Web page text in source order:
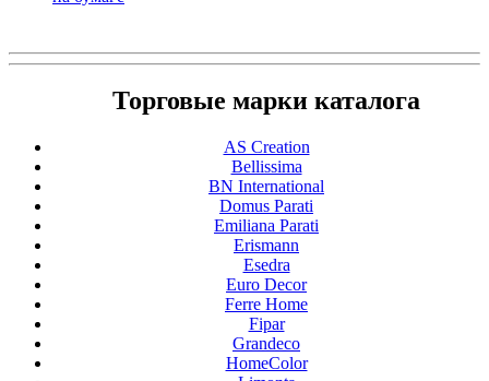
Торговые марки каталога
AS Creation
Bellissima
BN International
Domus Parati
Emiliana Parati
Erismann
Esedra
Euro Decor
Ferre Home
Fipar
Grandeco
HomeColor